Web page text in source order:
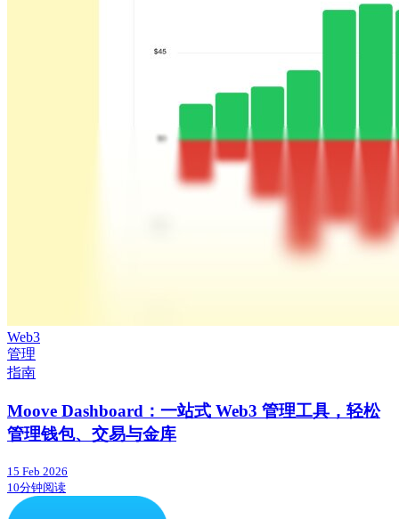
Web3
管理
指南
Moove Dashboard：一站式 Web3 管理工具，轻松
管理钱包、交易与金库
15 Feb 2026
10分钟阅读